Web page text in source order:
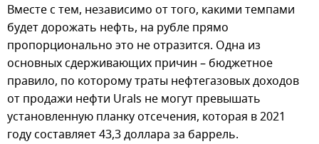
Вместе с тем, независимо от того, какими темпами
будет дорожать нефть, на рубле прямо
пропорционально это не отразится. Одна из
основных сдерживающих причин – бюджетное
правило, по которому траты нефтегазовых доходов
от продажи нефти Urals не могут превышать
установленную планку отсечения, которая в 2021
году составляет 43,3 доллара за баррель.